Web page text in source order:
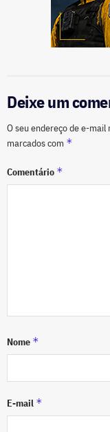
Deixe um
O seu endereço de e-mail
marcados com *
Comentário *
Nome *
E-mail *